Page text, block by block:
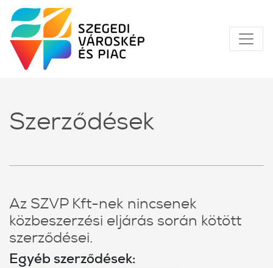
Szerződések
Az SZVP Kft-nek nincsenek
közbeszerzési eljárás során kötött
szerződései.
Egyéb szerződések: